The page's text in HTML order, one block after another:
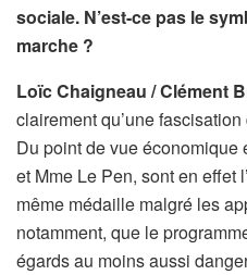
sociale. N’est-ce pas le
marche ?
Loïc Chaigneau / Clément
clairement qu’une
Du point de vue économique
et Mme Le Pen, sont en effet
même médaille malgré les
notamment, que le
égards au moins aussi